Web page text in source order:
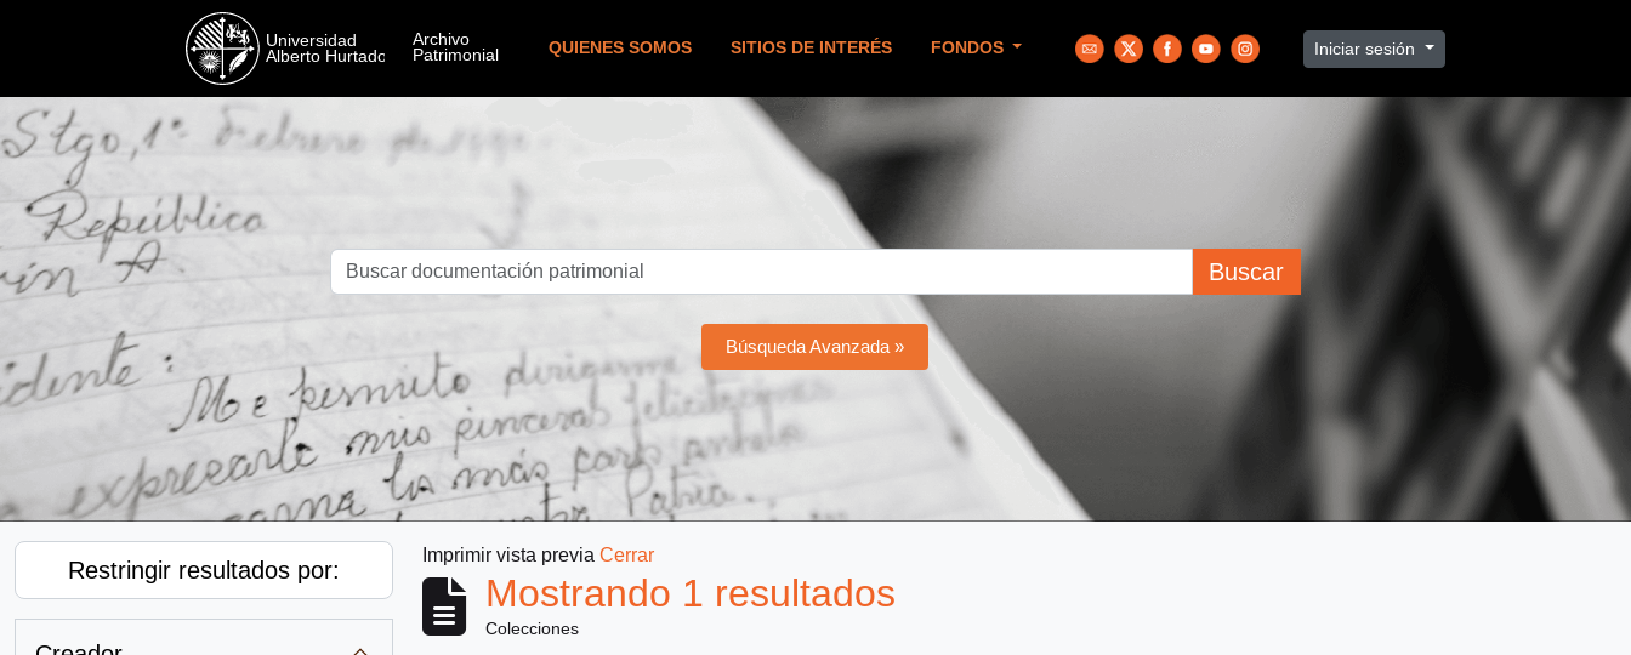
QUIENES SOMOS SITIOS DE INTERÉS FONDOS Iniciar sesión
Buscar
Búsqueda Avanzada »
Restringir resultados por:
Imprimir vista previa Cerrar
Mostrando 1 resultados
Colecciones